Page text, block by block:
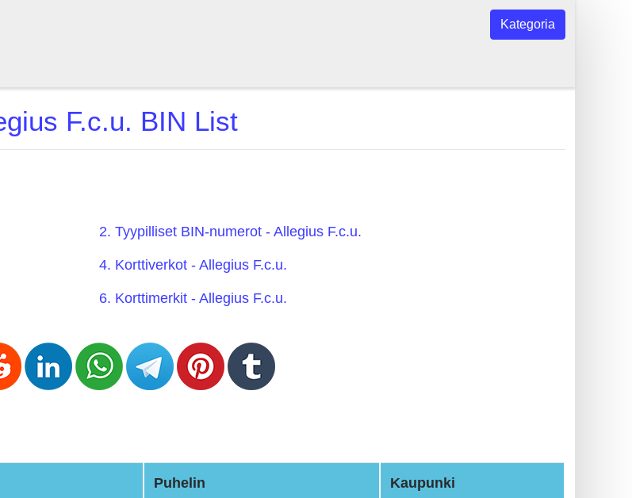
Kategoria
F.c.u. BIN List
2. Tyypilliset BIN-numerot - Allegius F.c.u.
4. Korttiverkot - Allegius F.c.u.
6. Korttimerkit - Allegius F.c.u.
Puhelin Kaupunki